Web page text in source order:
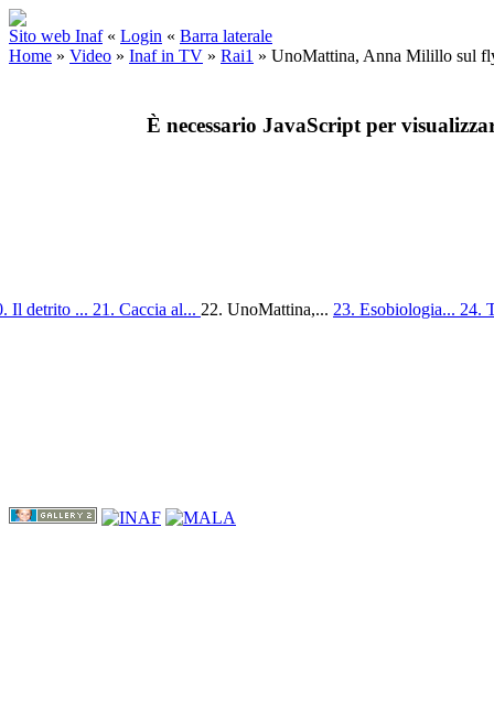
Sito web Inaf « Login « Barra laterale
Home » Video » Inaf in TV » Rai1 » UnoMattina, Anna Milillo sul
È necessario JavaScript per
Il detrito ... 21. Caccia al... 22. UnoMattina,... 23. Esobiologia... 24.